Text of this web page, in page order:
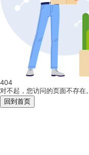
404
对不起，您访问的页面不存在。
回到首页